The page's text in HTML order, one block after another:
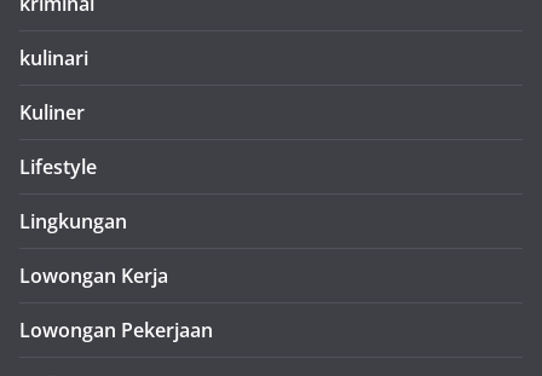
kulinari
Kuliner
Lifestyle
Lingkungan
Lowongan Kerja
Lowongan Pekerjaan